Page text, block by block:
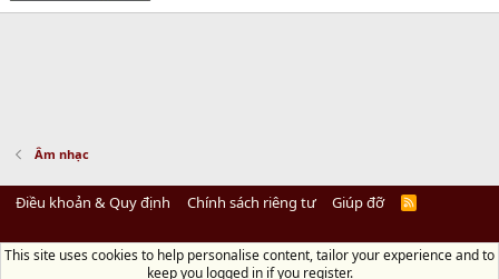
Âm nhạc
Điều khoản & Quy định Chính sách riêng tư Giúp đỡ
R
Diệu Pháp Âm
This site uses cookies to help personalise content, tailor your experience and to
keep you logged in if you register.